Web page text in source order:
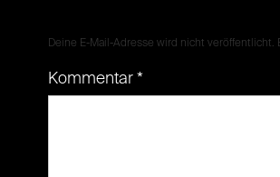
Deine E-Mail-Adresse wird nicht veröffentlicht.
Kommentar *